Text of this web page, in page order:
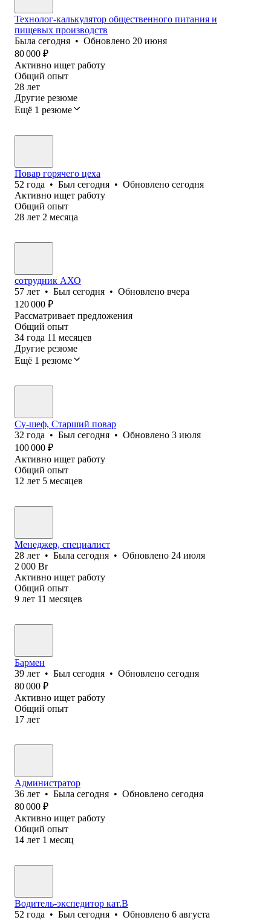
Технолог-калькулятор общественного питания и
пищевых производств
Была сегодня • Обновлено 20 июня
80 000 ₽
Активно ищет работу
Общий опыт
28 лет
Другие резюме
Ещё 1 резюме
Повар горячего цеха
52 года • Был сегодня • Обновлено сегодня
Активно ищет работу
Общий опыт
28 лет 2 месяца
сотрудник АХО
57 лет • Был сегодня • Обновлено вчера
120 000 ₽
Рассматривает предложения
Общий опыт
34 года 11 месяцев
Другие резюме
Ещё 1 резюме
Су-шеф, Старший повар
32 года • Был сегодня • Обновлено 3 июля
100 000 ₽
Активно ищет работу
Общий опыт
12 лет 5 месяцев
Менеджер, специалист
28 лет • Была сегодня • Обновлено 24 июля
2 000 Br
Активно ищет работу
Общий опыт
9 лет 11 месяцев
Бармен
39 лет • Был сегодня • Обновлено сегодня
80 000 ₽
Активно ищет работу
Общий опыт
17 лет
Администратор
36 лет • Была сегодня • Обновлено сегодня
80 000 ₽
Активно ищет работу
Общий опыт
14 лет 1 месяц
Водитель-экспедитор кат.В
52 года • Был сегодня • Обновлено 6 августа